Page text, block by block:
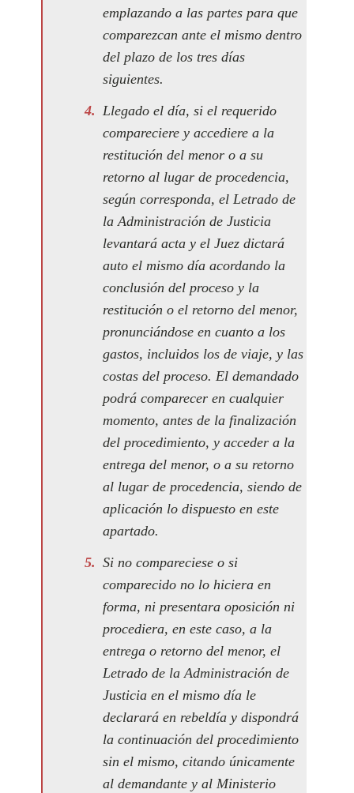
emplazando a las partes para que
comparezcan ante el mismo dentro
del plazo de los tres días
siguientes.
Llegado el día, si el requerido
compareciere y accediere a la
restitución del menor o a su
retorno al lugar de procedencia,
según corresponda, el Letrado de
la Administración de Justicia
levantará acta y el Juez dictará
auto el mismo día acordando la
conclusión del proceso y la
restitución o el retorno del menor,
pronunciándose en cuanto a los
gastos, incluidos los de viaje, y las
costas del proceso. El demandado
podrá comparecer en cualquier
momento, antes de la finalización
del procedimiento, y acceder a la
entrega del menor, o a su retorno
al lugar de procedencia, siendo de
aplicación lo dispuesto en este
apartado.
Si no compareciese o si
comparecido no lo hiciera en
forma, ni presentara oposición ni
procediera, en este caso, a la
entrega o retorno del menor, el
Letrado de la Administración de
Justicia en el mismo día le
declarará en rebeldía y dispondrá
la continuación del procedimiento
sin el mismo, citando únicamente
al demandante y al Ministerio